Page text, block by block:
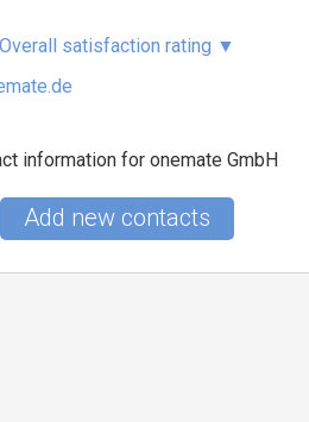
Overall satisfaction rating ▼
information for onemate GmbH
Add new contacts